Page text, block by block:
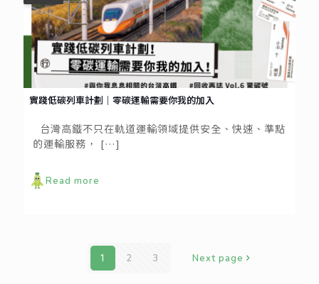
實踐低碳列車計劃｜零碳運輸需要你我的加入
台灣高鐵不只在軌道運輸領域提供安全、快速、準點
的運輸服務，
[…]
Read more
1 2 3 Next page